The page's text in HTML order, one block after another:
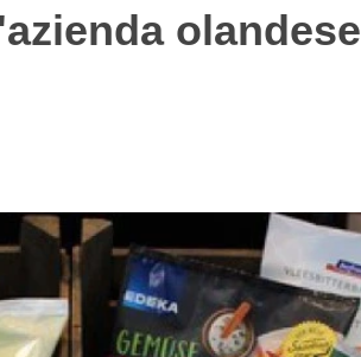
olandese